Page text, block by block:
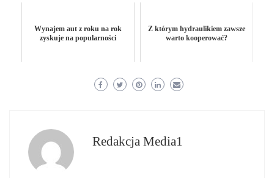
Wynajem aut z roku na rok
zyskuje na popularności
Z którym hydraulikiem zawsze
warto kooperować?
Redakcja Media1